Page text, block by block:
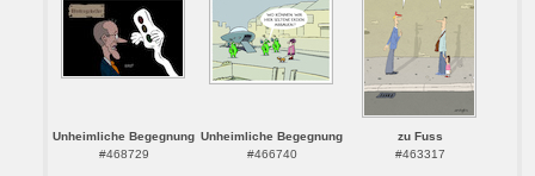
Unheimliche Begegnung
#468729
Unheimliche Begegnung
#466740
zu Fuss
#463317